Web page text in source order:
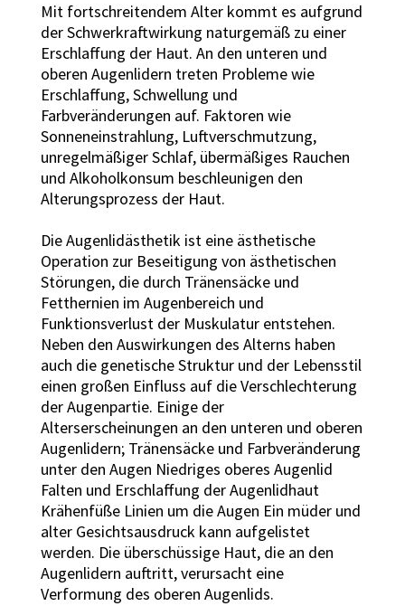
Mit fortschreitendem Alter kommt es aufgrund
der Schwerkraftwirkung naturgemäß zu einer
Erschlaffung der Haut. An den unteren und
oberen Augenlidern treten Probleme wie
Erschlaffung, Schwellung und
Farbveränderungen auf. Faktoren wie
Sonneneinstrahlung, Luftverschmutzung,
unregelmäßiger Schlaf, übermäßiges Rauchen
und Alkoholkonsum beschleunigen den
Alterungsprozess der Haut.
Die Augenlidästhetik ist eine ästhetische
Operation zur Beseitigung von ästhetischen
Störungen, die durch Tränensäcke und
Fetthernien im Augenbereich und
Funktionsverlust der Muskulatur entstehen.
Neben den Auswirkungen des Alterns haben
auch die genetische Struktur und der Lebensstil
einen großen Einfluss auf die Verschlechterung
der Augenpartie. Einige der
Alterserscheinungen an den unteren und oberen
Augenlidern; Tränensäcke und Farbveränderung
unter den Augen Niedriges oberes Augenlid
Falten und Erschlaffung der Augenlidhaut
Krähenfüße Linien um die Augen Ein müder und
alter Gesichtsausdruck kann aufgelistet
werden. Die überschüssige Haut, die an den
Augenlidern auftritt, verursacht eine
Verformung des oberen Augenlids.